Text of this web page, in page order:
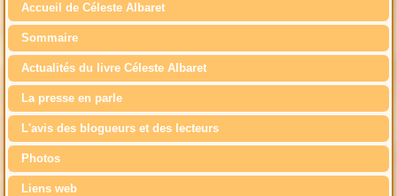
Accueil de Céleste Albaret
Sommaire
Actualités du livre Céleste Albaret
La presse en parle
L'avis des blogueurs et des lecteurs
Photos
Liens web